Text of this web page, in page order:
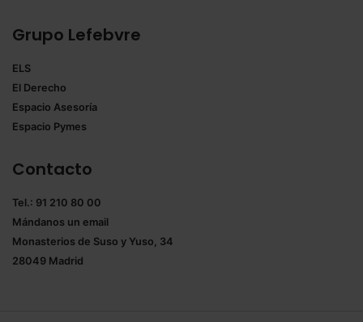
las que sean indispensables para la navegación.
Saber más acerca de las cookies
Grupo Lefebvre
ELS
El Derecho
Espacio Asesoría
Espacio Pymes
Contacto
Tel.: 91 210 80 00
Mándanos un email
Monasterios de Suso y Yuso, 34
28049 Madrid